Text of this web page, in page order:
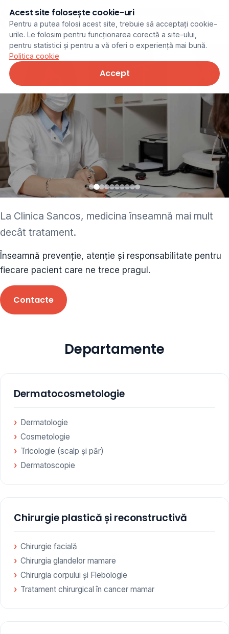
Programare online
ginecolog • cardiolog •
ORL • endocrinolog
Cât și alte specialități medicale, toate în cadrul aceleiași
Clinici
Programare
La Clinica Sancos, medicina înseamnă mai mult
decât tratament.
Înseamnă prevenție, atenție și responsabilitate pentru
fiecare pacient care ne trece pragul.
Contacte
Departamente
Dermatocosmetologie
Dermatologie
Cosmetologie
Tricologie (scalp și păr)
Dermatoscopie
Chirurgie plastică și reconstructivă
Chirurgie facială
Chirurgia glandelor mamare
Chirurgia corpului și Flebologie
Tratament chirurgical în cancer mamar
Acest site folosește cookie-uri
Pentru a putea folosi acest site, trebuie să acceptați cookie-
urile. Le folosim pentru funcționarea corectă a site-ului,
pentru statistici și pentru a vă oferi o experiență mai bună.
Politica cookie
Accept